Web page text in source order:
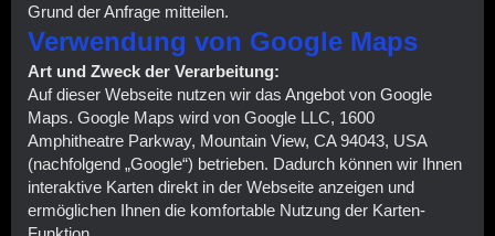
Grund der Anfrage mitteilen.
Verwendung von Google Maps
Art und Zweck der Verarbeitung:
Auf dieser Webseite nutzen wir das Angebot von Google
Maps. Google Maps wird von Google LLC, 1600
Amphitheatre Parkway, Mountain View, CA 94043, USA
(nachfolgend „Google“) betrieben. Dadurch können wir Ihnen
interaktive Karten direkt in der Webseite anzeigen und
ermöglichen Ihnen die komfortable Nutzung der Karten-